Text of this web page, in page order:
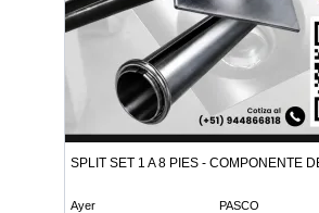
SPLIT SET 1 A 8 PIES - COMPONENTE
Ayer PASCO